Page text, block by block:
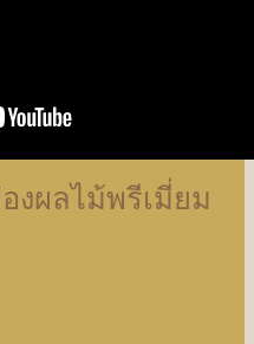
งผลไม้พรีเมี่ยม